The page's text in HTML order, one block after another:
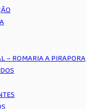
– ROMARIA A PIRAPORA